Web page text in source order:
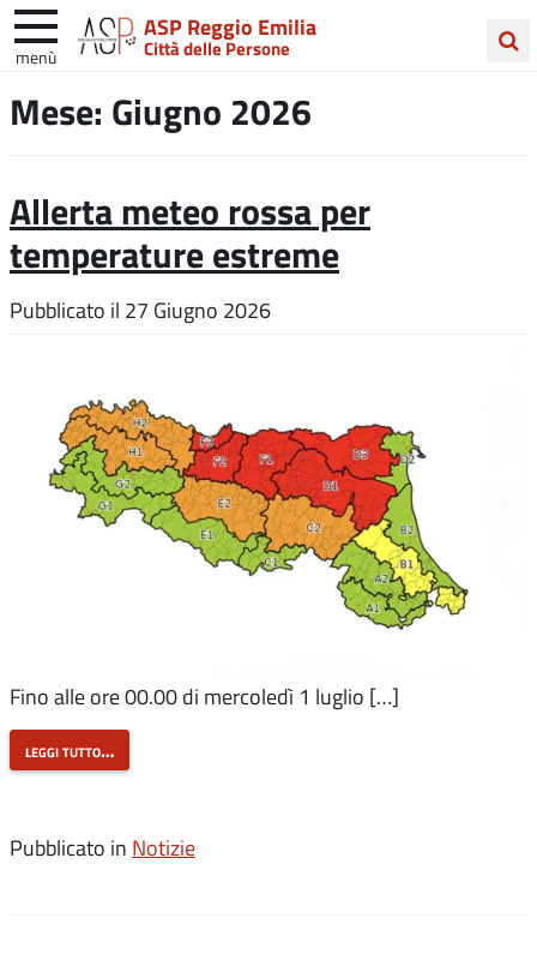
ASP Reggio Emilia
Città delle Persone
menù
nelMese: Giugno 2026
Allerta meteo rossa per
temperature estreme
Pubblicato il 27 Giugno 2026
Fino alle ore 00.00 di mercoledì 1 luglio […]
leggi tutto…
Pubblicato in Notizie